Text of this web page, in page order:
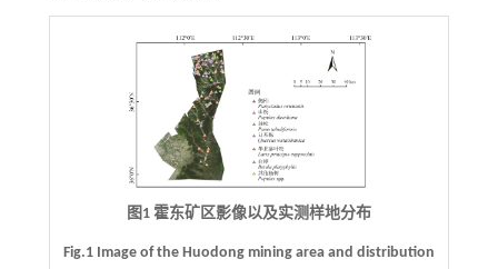
图1 霍东矿区影像以及实测样地分布
Fig.1 Image of the Huodong mining area and distribution